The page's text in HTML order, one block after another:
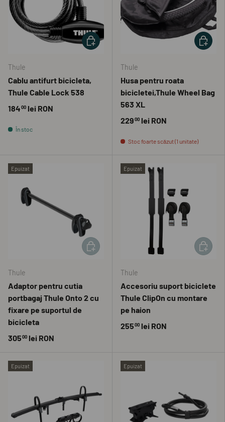
Thule
Cablu antifurt bicicleta,
Thule Cable Lock 538
18400 lei RON
În stoc
ADAUGĂ ÎN COȘ
Thule
Husa pentru roata
bicicletei,Thule Wheel Bag
563 XL
22900 lei RON
Stoc foarte scăzut (1 unitate)
Epuizat
Thule
Adaptor pentru cutia
portbagaj Thule Onto 2 cu
fixare pe suportul de
bicicleta
30500 lei RON
ADAUGĂ ÎN COȘ
Epuizat
Thule
Accesoriu suport biciclete
Thule ClipOn cu montare
pe haion
25500 lei RON
Epuizat Epuizat